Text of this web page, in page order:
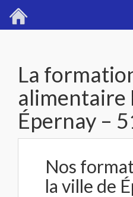
La
alimentaire
Épernay –
Nos
la ville de